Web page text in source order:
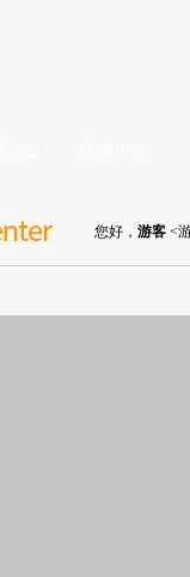
您好， 游客 <